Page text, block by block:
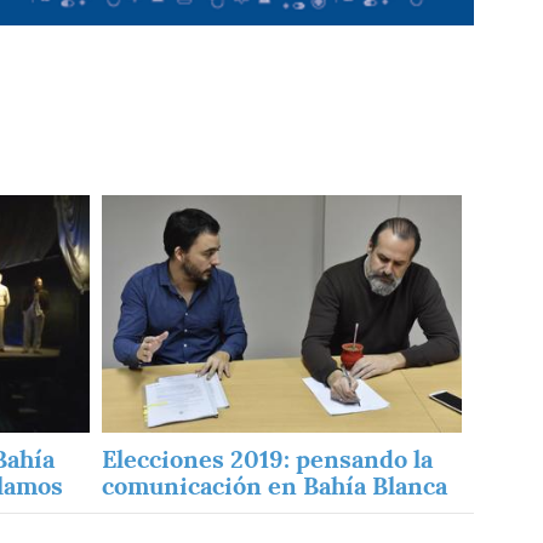
Elecciones 2019: pensando la
comunicación en Bahía Blanca